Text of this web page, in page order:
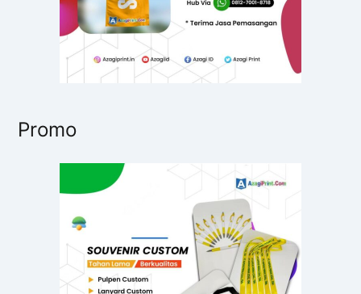
Promo